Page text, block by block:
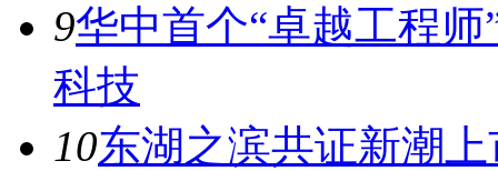
9华中首个“卓越工程
科技
10东湖之滨共证新潮